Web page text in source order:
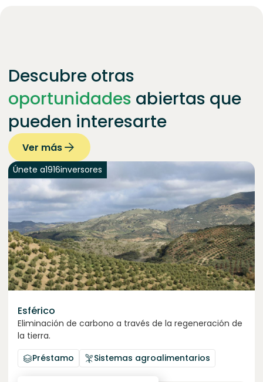
Descubre otras
oportunidades abiertas que
pueden interesarte
Ver más
Únete a1916inversores
Esférico
Eliminación de carbono a través de la regeneración de
la tierra.
Préstamo
Sistemas agroalimentarios